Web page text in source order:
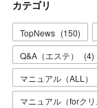
カテゴリ
TopNews (150)
Q&A（エステ）
(4)
マニュアル（ALL）
マニュアル（forクリ